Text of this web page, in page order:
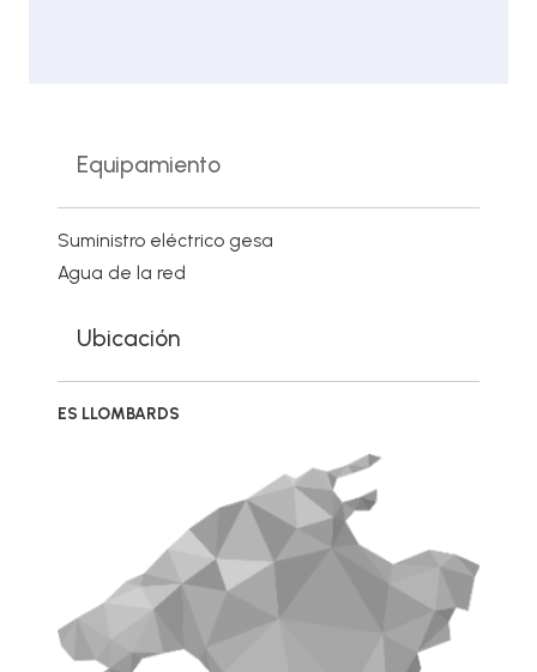
Equipamiento
Suministro eléctrico gesa
Agua de la red
Ubicación
ES LLOMBARDS